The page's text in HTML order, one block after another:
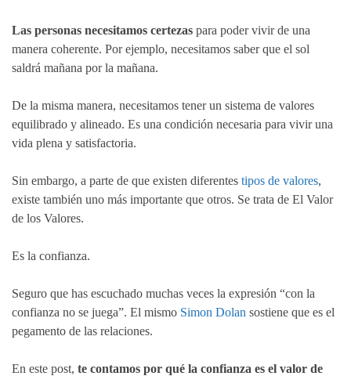
Las personas necesitamos certezas para poder vivir de una
manera coherente. Por ejemplo, necesitamos saber que el sol
saldrá mañana por la mañana.
De la misma manera, necesitamos tener un sistema de valores
equilibrado y alineado. Es una condición necesaria para vivir una
vida plena y satisfactoria.
Sin embargo, a parte de que existen diferentes tipos de valores,
existe también uno más importante que otros. Se trata de El Valor
de los Valores.
Es la confianza.
Seguro que has escuchado muchas veces la expresión “con la
confianza no se juega”. El mismo Simon Dolan sostiene que es el
pegamento de las relaciones.
En este post, te contamos por qué la confianza es el valor de